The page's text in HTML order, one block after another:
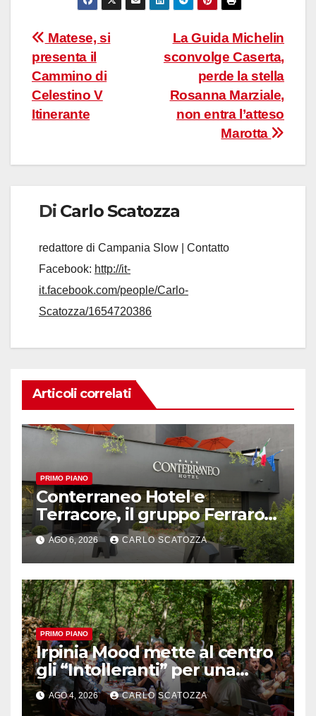
Navigazione
articoli
La Guida Michelin
sconvolge Caserta,
perde la stella
Rosanna Marziale,
non entra l’atteso
Marotta
Matese, si
presenta il
Cammino di
Celestino V
Itinerante
Di Carlo Scatozza
redattore di Campania Slow | Contatto
Facebook: http://it-
it.facebook.com/people/Carlo-
Scatozza/1654720386
Articoli correlati
PRIMO PIANO
Conterraneo Hotel e
Terracore, il gruppo Ferraro
amplia l’ ospitalità e il gusto
alle porte di Caserta
AGO 6, 2026 CARLO SCATOZZA
PRIMO PIANO
Irpinia Mood mette al centro
gli “Intolleranti” per una
rivoluzione sostenibile del
cibo
AGO 4, 2026 CARLO SCATOZZA